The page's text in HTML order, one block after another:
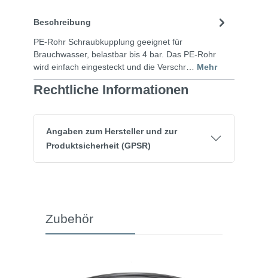
Beschreibung
PE-Rohr Schraubkupplung geeignet für
Brauchwasser, belastbar bis 4 bar. Das PE-Rohr
wird einfach eingesteckt und die Verschr… Mehr
Rechtliche Informationen
Angaben zum Hersteller und zur
Produktsicherheit (GPSR)
Zubehör